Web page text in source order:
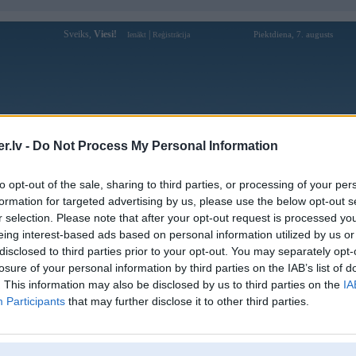
- Do Not Process My Personal Information
opt-out of the sale, sharing to third parties, or processing of your
for targeted advertising by us, please use the below opt-out
selection. Please note that after your opt-out request is processed
interest-based ads based on personal information utilized by us
to third parties prior to your opt-out. You may separately
of your personal information by third parties on the IAB’s list of
This information may also be disclosed by us to third parties on the
Participants that may further disclose it to other third parties.
Sveiks, Viesi! Ienākt Reģistrācija Piektdiena, 7. augusts
Forums Galerijas Reģistrācija Lietotāji
Bildes
BMW M5 E39
M3 E46
24